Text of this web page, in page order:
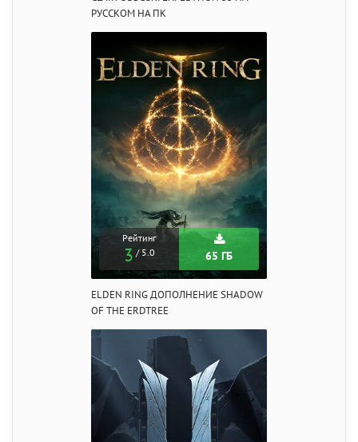
РУССКОМ НА ПК
Рейтинг
3 / 5.0 65 ГБ
ELDEN RING ДОПОЛНЕНИЕ SHADOW
OF THE ERDTREE